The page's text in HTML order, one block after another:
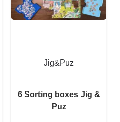
Jig&Puz
6 Sorting boxes Jig &
Puz